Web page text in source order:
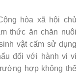
hòa xã hội chủ
thức ăn chăn nuôi
vật cấm sử dụng
đối với hành vi vi
hợp không thể